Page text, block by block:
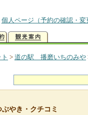
個人ページ（予約の確認・変
> 道の駅 播磨いちのみや
ぶやき・クチコミ